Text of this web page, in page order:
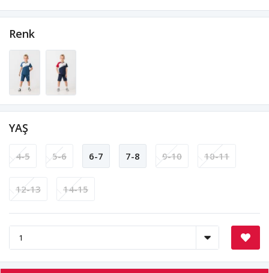
Renk
YAŞ
4-5 5-6 6-7 7-8 9-10 10-11
12-13 14-15